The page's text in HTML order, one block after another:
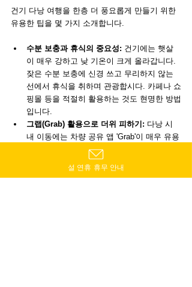
건기 다낭 여행을 한층 더 풍요롭게 만들기 위한
유용한 팁을 몇 가지 소개합니다.
수분 보충과 휴식의 중요성: 건기에는 햇살
이 매우 강하고 낮 기온이 크게 올라갑니다.
잦은 수분 보충에 신경 쓰고 무리하지 않는
선에서 휴식을 취하며 관광합시다. 카페나 쇼
핑몰 등을 적절히 활용하는 것도 현명한 방법
입니다.
그랩(Grab) 활용으로 더위 피하기: 다낭 시
내 이동에는 차량 공유 앱 'Grab'이 매우 유용
하고 안전합니다. 택시보다 편리하게 이용할
수 있고 요금도 투명하여 안심하고 탈 수 있
설 연휴 휴무 안내